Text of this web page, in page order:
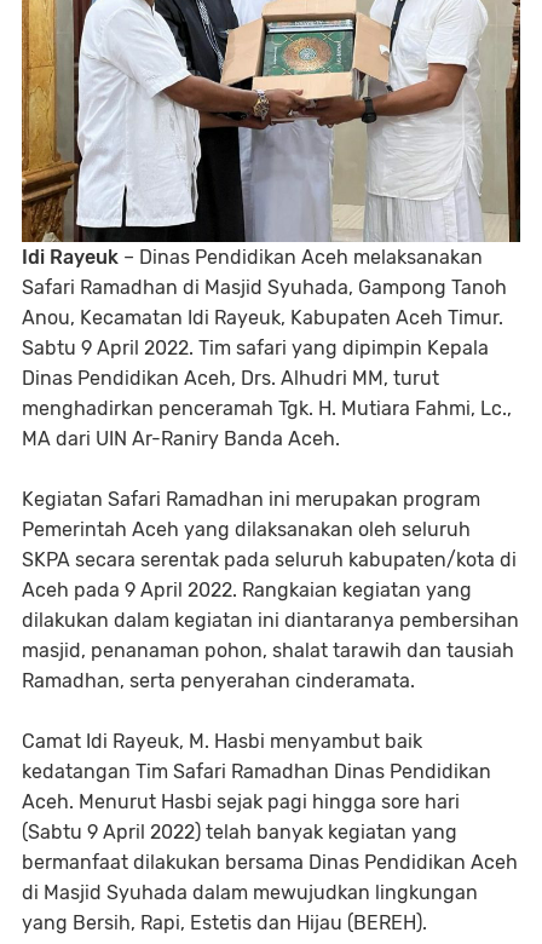
Idi Rayeuk – Dinas Pendidikan Aceh melaksanakan
Safari Ramadhan di Masjid Syuhada, Gampong Tanoh
Anou, Kecamatan Idi Rayeuk, Kabupaten Aceh Timur.
Sabtu 9 April 2022. Tim safari yang dipimpin Kepala
Dinas Pendidikan Aceh, Drs. Alhudri MM, turut
menghadirkan penceramah Tgk. H. Mutiara Fahmi, Lc.,
MA dari UIN Ar-Raniry Banda Aceh.
Kegiatan Safari Ramadhan ini merupakan program
Pemerintah Aceh yang dilaksanakan oleh seluruh
SKPA secara serentak pada seluruh kabupaten/kota di
Aceh pada 9 April 2022. Rangkaian kegiatan yang
dilakukan dalam kegiatan ini diantaranya pembersihan
masjid, penanaman pohon, shalat tarawih dan tausiah
Ramadhan, serta penyerahan cinderamata.
Camat Idi Rayeuk, M. Hasbi menyambut baik
kedatangan Tim Safari Ramadhan Dinas Pendidikan
Aceh. Menurut Hasbi sejak pagi hingga sore hari
(Sabtu 9 April 2022) telah banyak kegiatan yang
bermanfaat dilakukan bersama Dinas Pendidikan Aceh
di Masjid Syuhada dalam mewujudkan lingkungan
yang Bersih, Rapi, Estetis dan Hijau (BEREH).